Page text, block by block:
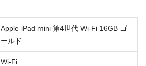
Apple iPad mini 第4世代 Wi-Fi 16GB ゴ
ールド
Wi-Fi